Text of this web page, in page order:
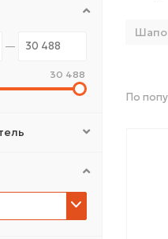
По
30 488